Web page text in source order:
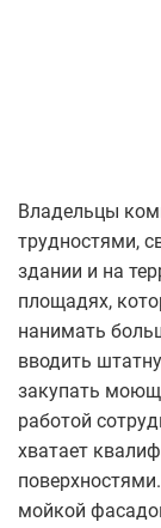
Владельцы
трудностями,
здании и на
площадях,
нанимать
вводить
закупать
работой
хватает
мойкой